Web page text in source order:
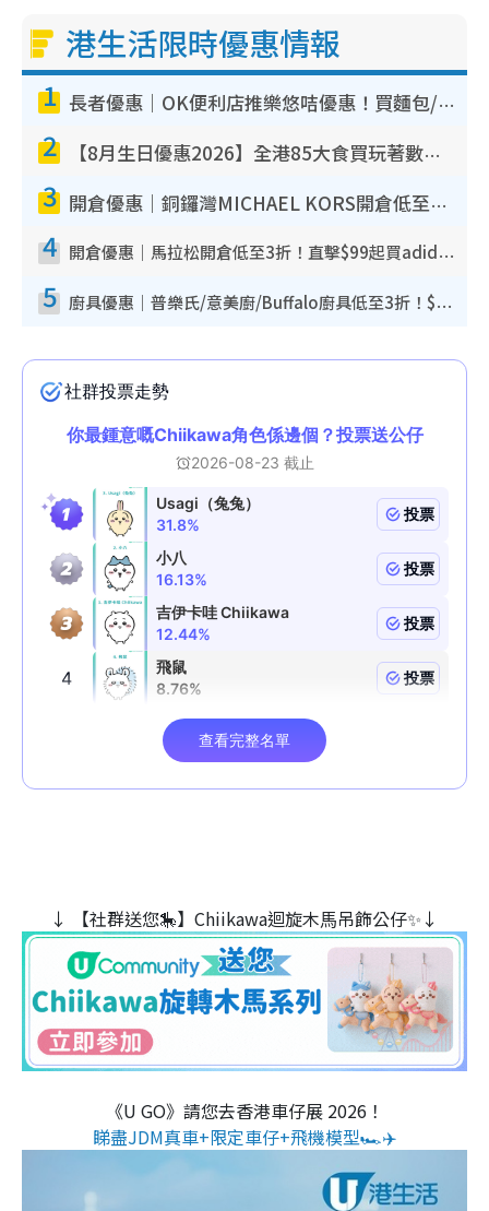
港生活限時優惠情報
1 長者優惠｜OK便利店推樂悠咭優惠！買麵包/牛奶/保健品拍卡即減
2 【8月生日優惠2026】全港85大食買玩著數攻略 自助餐/火鍋放題同行免費＋誠品/DONKI送現金券
3 開倉優惠｜銅鑼灣MICHAEL KORS開倉低至17折！直擊$500起買手袋/銀包/鞋款 必買經典Jet Set系列
4 開倉優惠｜馬拉松開倉低至3折！直擊$99起買adidas／New Balance／Puma鞋款 STANLEY保溫杯劈價至$119起
5 廚具優惠｜普樂氏/意美廚/Buffalo廚具低至3折！$89起買煎鍋／炒鑊／個人鍋 同場小家電激減至$99起
↓ 【社群送您🎠】Chiikawa迴旋木⾺吊飾公仔✨↓
《U GO》請您去香港車仔展 2026！
睇盡JDM真車+限定車仔+飛機模型🏎️✈️